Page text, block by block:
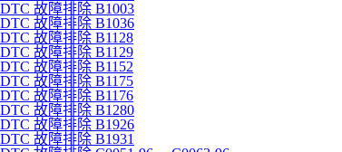
DTC 故障排除 B1003
DTC 故障排除 B1036
DTC 故障排除 B1128
DTC 故障排除 B1129
DTC 故障排除 B1152
DTC 故障排除 B1175
DTC 故障排除 B1176
DTC 故障排除 B1280
DTC 故障排除 B1926
DTC 故障排除 B1931